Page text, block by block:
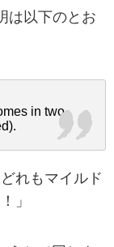
は以下のとお
in two
れもマイルド
」